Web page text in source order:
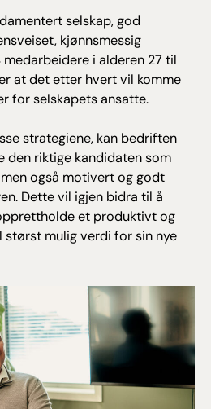
selskap, god
kjønnsmessig
medarbeidere i alderen 27 til
at det etter hvert vil komme
for selskapets ansatte.
strategiene, kan bedriften
den riktige kandidaten som
også motivert og godt
Dette vil igjen bidra til å
et produktivt og
mulig verdi for sin nye